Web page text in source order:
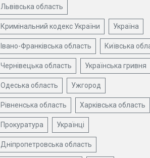
Львівська область
Кримінальний кодекс України Україна
Івано-Франківська область Київська
Чернівецька область Українська гривня
Одеська область Ужгород
Рівненська область Харківська область
Прокуратура Українці
Дніпропетровська область